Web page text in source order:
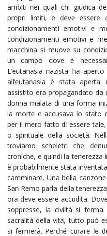
ambiti nei quali chi giudica
propri limiti, e deve essere
condizionamenti emotivi e
condizionamenti emotivi e
macchina si muove su
un campo dove è
L’eutanasia nazista ha
all’eutanasia è stata
assistito era propagandato
donna malata di una forma
la morte e accusava lo stato
per il mero fatto di essere
o spirituale della società.
troviamo scheletri che
croniche, e quindi la tenerezza
è probabilmente stata
camminare. Una bella
San Remo parla della
ora deve essere accudita.
soppresse, la civiltà si
sacralità della vita, tutto può
si fermerà. Perché curare le